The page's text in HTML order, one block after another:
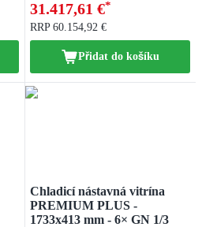
31.417,61 €*
RRP60.154,92 €
Přidat do košíku
Chladicí nástavná vitrína
PREMIUM PLUS -
1733x413 mm - 6× GN 1/3